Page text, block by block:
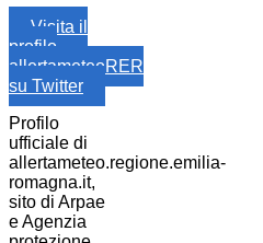
Visita il
profilo
allertameteoRER
su Twitter
Profilo
ufficiale di
allertameteo.regione.emilia-
romagna.it,
sito di Arpae
e Agenzia